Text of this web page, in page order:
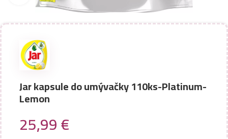
Jar kapsule do umývačky 110ks-Platinum-
Lemon
25,99€